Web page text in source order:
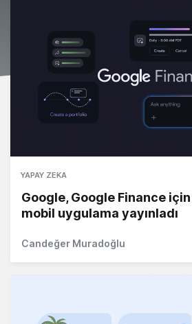
YAPAY ZEKA
Google, Google Finance için
mobil uygulama yayınladı
Candeğer Muradoğlu